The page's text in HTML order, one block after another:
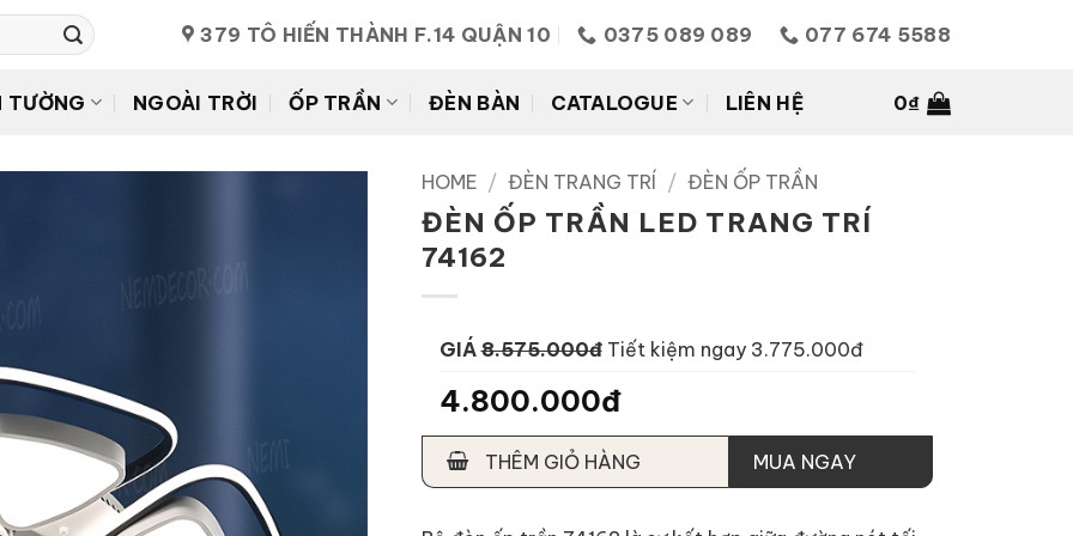
379 TÔ HIẾN THÀNH F.14 QUẬN 10 0375 089 089 077 674 5588
TƯỜNG NGOÀI TRỜI ỐP TRẦN ĐÈN BÀN CATALOGUE LIÊN HỆ 0₫
HOME / ĐÈN TRANG TRÍ / ĐÈN ỐP TRẦN
ĐÈN ỐP TRẦN LED TRANG TRÍ
74162
GIÁ8.575.000đ Tiết kiệm ngay 3.775.000đ
4.800.000đ
THÊM GIỎ HÀNG MUA NGAY